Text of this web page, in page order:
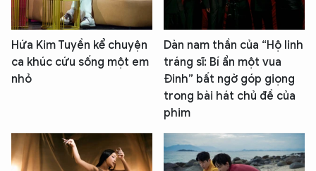
Hứa Kim Tuyền kể chuyện
ca khúc cứu sống một em
nhỏ
Dàn nam thần của “Hộ linh
tráng sĩ: Bí ẩn một vua
Đinh” bất ngờ góp giọng
trong bài hát chủ đề của
phim